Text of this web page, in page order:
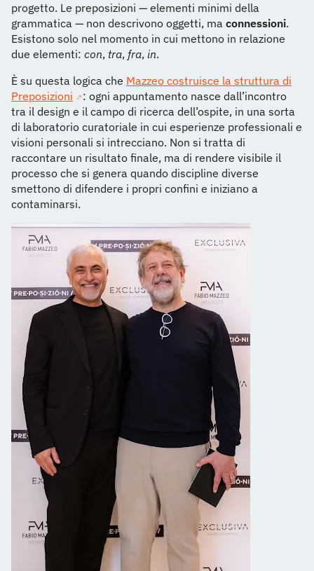
progetto. Le preposizioni — elementi minimi della
grammatica — non descrivono oggetti, ma connessioni.
Esistono solo nel momento in cui mettono in relazione
due elementi: con, tra, fra, in.
È su questa logica che Mazzeo costruisce la struttura di
Preposizioni
: ogni appuntamento nasce dall’incontro
tra il design e il campo di ricerca dell’ospite, in una sorta
di laboratorio curatoriale in cui esperienze professionali e
visioni personali si intrecciano. Non si tratta di
raccontare un risultato finale, ma di rendere visibile il
processo che si genera quando discipline diverse
smettono di difendere i propri confini e iniziano a
contaminarsi.